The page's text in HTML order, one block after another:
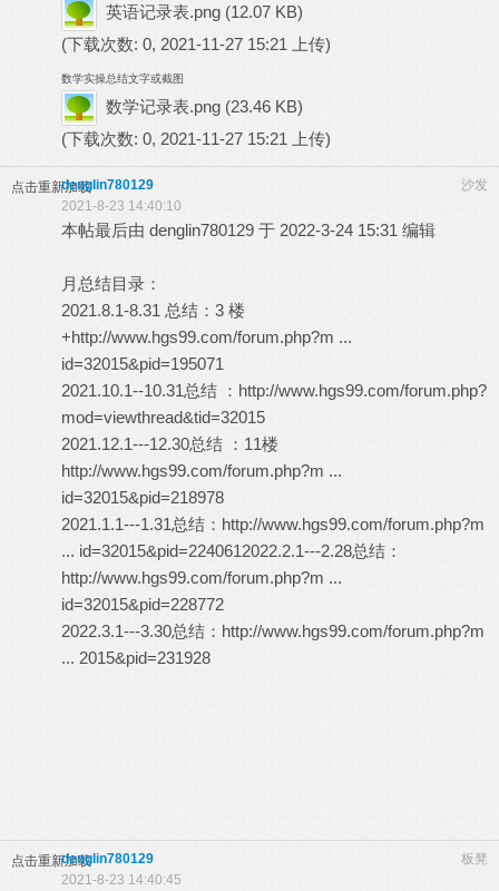
英语记录表.png (12.07 KB)
(下载次数: 0, 2021-11-27 15:21 上传)
数学实操总结文字或截图
数学记录表.png (23.46 KB)
(下载次数: 0, 2021-11-27 15:21 上传)
点击重新加载 沙发
denglin780129
2021-8-23 14:40:10
本帖最后由 denglin780129 于 2022-3-24 15:31 编辑
月总结目录：
2021.8.1-8.31 总结：3 楼
+http://www.hgs99.com/forum.php?m ...
id=32015&pid=195071
2021.10.1--10.31总结 ： http://www.hgs99.com/forum.php?
mod=viewthread&tid=32015
2021.12.1---12.30总结 ：11楼
http://www.hgs99.com/forum.php?m ...
id=32015&pid=218978
2021.1.1---1.31总结： http://www.hgs99.com/forum.php?m
... id=32015&pid=2240612022.2.1---2.28总结：
http://www.hgs99.com/forum.php?m ...
id=32015&pid=228772
2022.3.1---3.30总结： http://www.hgs99.com/forum.php?m
... 2015&pid=231928
点击重新加载 板凳
denglin780129
2021-8-23 14:40:45